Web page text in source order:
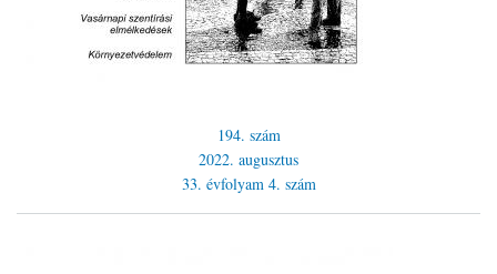
194. szám
2022. augusztus
33. évfolyam 4. szám